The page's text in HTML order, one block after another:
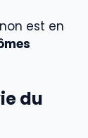
est en
du